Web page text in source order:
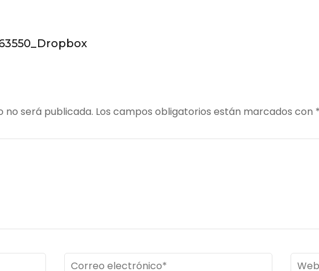
no será publicada. Los campos obligatorios están marcados con
Correo
Web